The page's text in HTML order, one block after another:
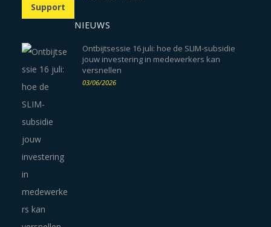
Support
NIEUWS
Ontbijtsessie 16 juli: hoe de SLIM-subsidie
jouw investering in medewerkers kan
versnellen
03/06/2026